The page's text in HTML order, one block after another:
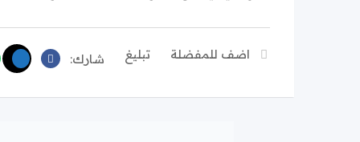
اضف للمفضلة تبليغ شارك: